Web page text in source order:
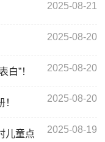
2025-08-21
2025-08-20
白”！ 2025-08-20
2025-08-20
儿童点
2025-08-19